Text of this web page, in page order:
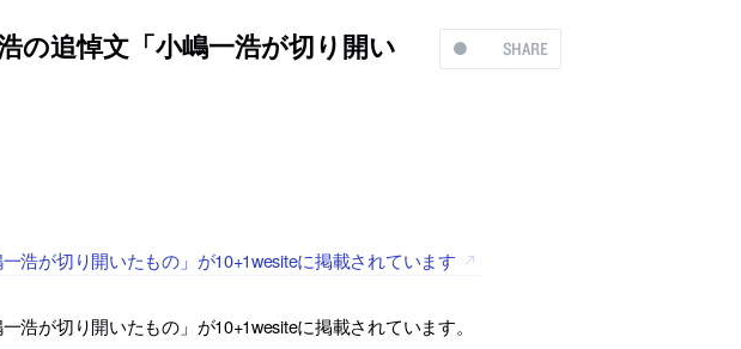
SHARE
の追悼文「小嶋一浩が切り開い
浩が切り開いたもの」が10+1wesiteに掲載されています
浩が切り開いたもの」が10+1wesiteに掲載されています。